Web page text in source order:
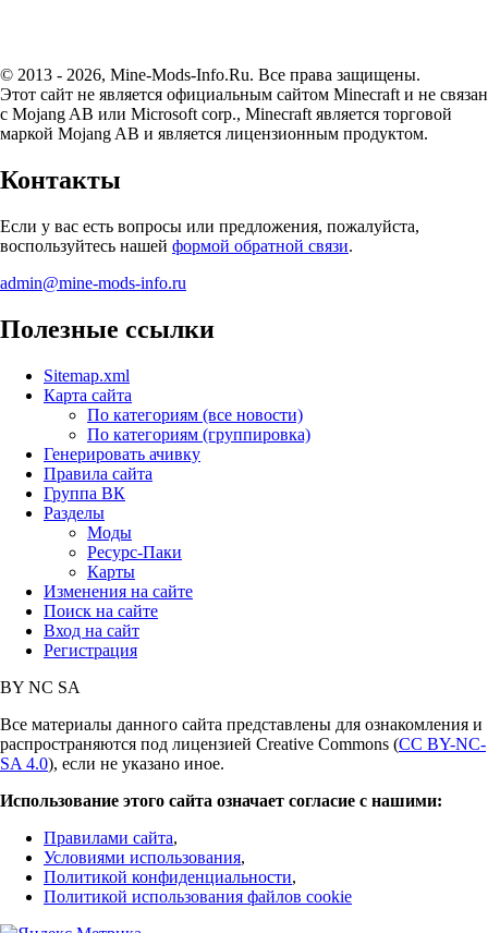
© 2013 - 2026, Mine-Mods-Info.Ru. Все права защищены.
Этот сайт не является официальным сайтом Minecraft и не связан
с Mojang AB или Microsoft corp., Minecraft является торговой
маркой Mojang AB и является лицензионным продуктом.
Контакты
Если у вас есть вопросы или предложения, пожалуйста,
воспользуйтесь нашей формой обратной связи.
admin@mine-mods-info.ru
Полезные ссылки
Sitemap.xml
Карта сайта
По категориям (все новости)
По категориям (группировка)
Генерировать ачивку
Правила сайта
Группа ВК
Разделы
Моды
Ресурс-Паки
Карты
Изменения на сайте
Поиск на сайте
Вход на сайт
Регистрация
BY NC SA
Все материалы данного сайта представлены для ознакомления и
распространяются под лицензией Creative Commons (CC BY-NC-
SA 4.0), если не указано иное.
Использование этого сайта означает согласие с нашими:
Правилами сайта,
Условиями использования,
Политикой конфиденциальности,
Политикой использования файлов cookie